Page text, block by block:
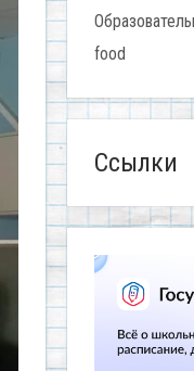
food
Ссылки